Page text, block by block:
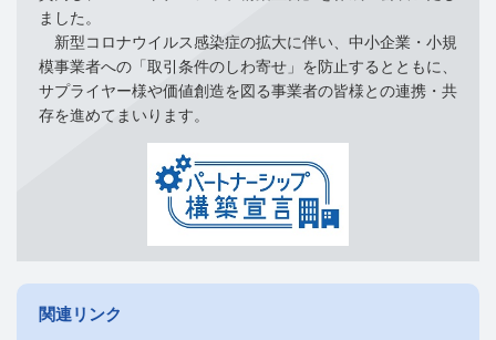
ました。
新型コロナウイルス感染症の拡大に伴い、中小企業・小規
模事業者への「取引条件のしわ寄せ」を防止するとともに、
サプライヤー様や価値創造を図る事業者の皆様との連携・共
存を進めてまいります。
関連リンク